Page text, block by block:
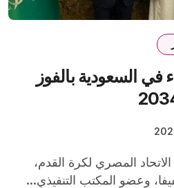
في السعودية بالفوز
وعضو المكتب التنفيذي...